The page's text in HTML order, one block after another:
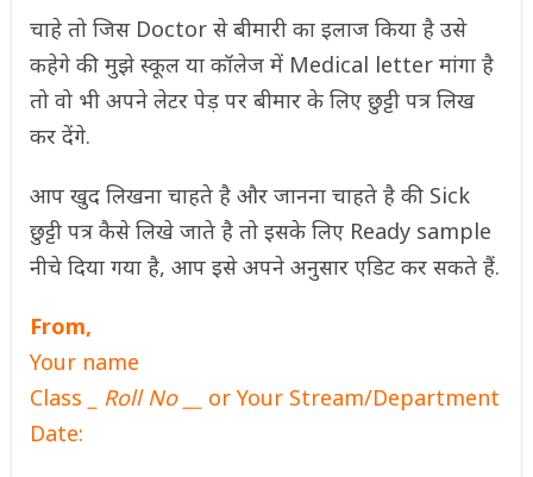
चाहे तो जिस Doctor से बीमारी का इलाज किया है उसे
कहेगे की मुझे स्कूल या कॉलेज में Medical letter मांगा है
तो वो भी अपने लेटर पेड़ पर बीमार के लिए छुट्टी पत्र लिख
कर देंगे.
आप खुद लिखना चाहते है और जानना चाहते है की Sick
छुट्टी पत्र कैसे लिखे जाते है तो इसके लिए Ready sample
नीचे दिया गया है, आप इसे अपने अनुसार एडिट कर सकते हैं.
From,
Your name
Class
_ Roll No __
or Your Stream/Department
Date: